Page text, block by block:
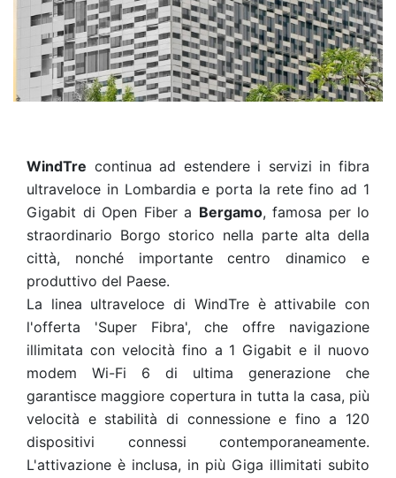
WindTre continua ad estendere i servizi in fibra
ultraveloce in Lombardia e porta la rete fino ad 1
Gigabit di Open Fiber a Bergamo, famosa per lo
straordinario Borgo storico nella parte alta della
città, nonché importante centro dinamico e
produttivo del Paese.
La linea ultraveloce di WindTre è attivabile con
l'offerta 'Super Fibra', che offre navigazione
illimitata con velocità fino a 1 Gigabit e il nuovo
modem Wi-Fi 6 di ultima generazione che
garantisce maggiore copertura in tutta la casa, più
velocità e stabilità di connessione e fino a 120
dispositivi connessi contemporaneamente.
L'attivazione è inclusa, in più Giga illimitati subito